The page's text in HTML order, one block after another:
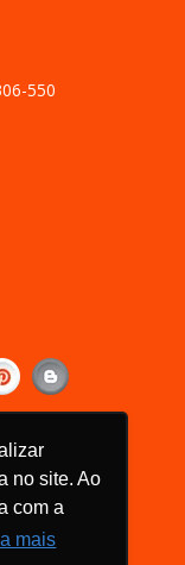
no site. Ao
com a
mais
550